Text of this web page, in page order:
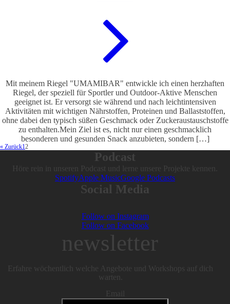
Mit meinem Riegel "UMAMIBAR" entwickle ich einen herzhaften
Riegel, der speziell für Sportler und Outdoor-Aktive Menschen
geeignet ist. Er versorgt sie während und nach leichtintensiven
Aktivitäten mit wichtigen Nährstoffen, Proteinen und Ballaststoffen,
ohne dabei den typisch süßen Geschmack oder Zuckeraustauschstoffe
zu enthalten.Mein Ziel ist es, nicht nur einen geschmacklich
besonderen und gesunden Snack anzubieten, sondern […]
« Zurück12
Podcast
Höre rein in unseren Podcast und lerne unsere Projekte kennen.
SpotifyApple MusicGoogle Podcasts
Social Media
Follow on Instagram
Follow on Facebook
newsletter
Erfahre wöchentlich welche Angebote und Workshops auf dich
warten.
Email